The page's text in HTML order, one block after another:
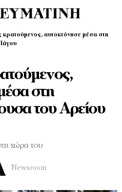
αυτοκτόνησε μέσα στη
στη
του Αρείου
χώρα του
Newsroom